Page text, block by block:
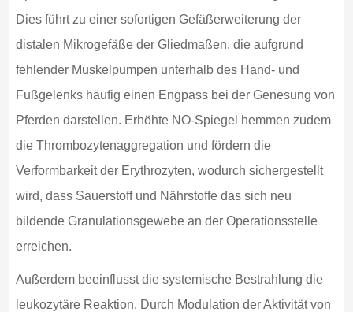
Dies führt zu einer sofortigen Gefäßerweiterung der
distalen Mikrogefäße der Gliedmaßen, die aufgrund
fehlender Muskelpumpen unterhalb des Hand- und
Fußgelenks häufig einen Engpass bei der Genesung von
Pferden darstellen. Erhöhte NO-Spiegel hemmen zudem
die Thrombozytenaggregation und fördern die
Verformbarkeit der Erythrozyten, wodurch sichergestellt
wird, dass Sauerstoff und Nährstoffe das sich neu
bildende Granulationsgewebe an der Operationsstelle
erreichen.
Außerdem beeinflusst die systemische Bestrahlung die
leukozytäre Reaktion. Durch Modulation der Aktivität von